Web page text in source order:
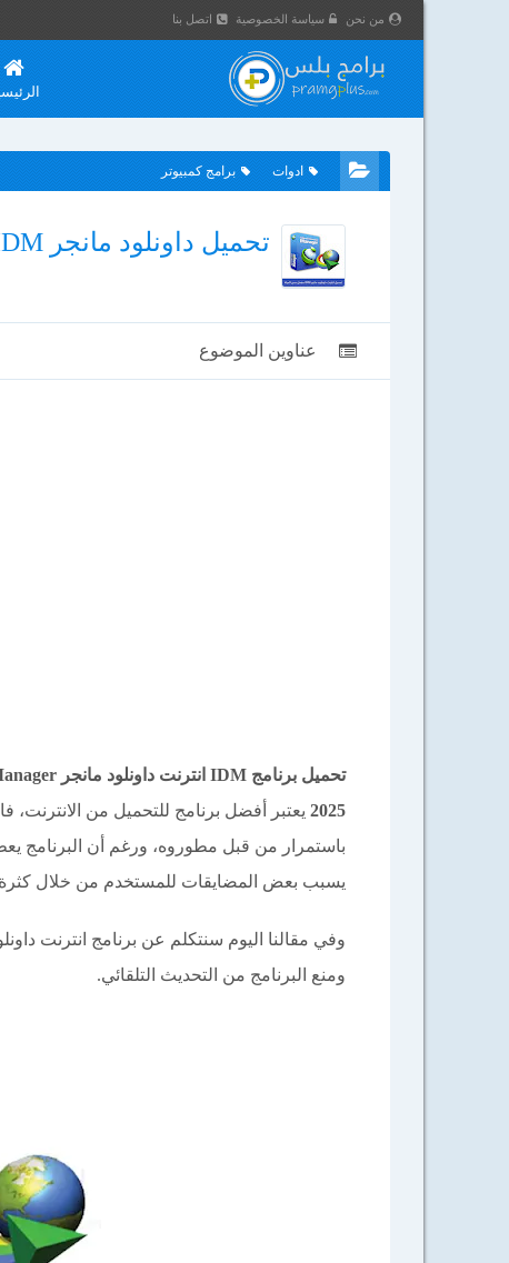
من نحن سياسة الخصوصية اتصل بنا
ادوات برامج كمبيوتر
تحميل داونلود مانجر IDM مفعل بدون تسجيل مدى الحياة 2025
عناوين الموضوع
2025 يعتبر أفضل برنامج للتحميل من الانترنت،
باستمرار من قبل مطوروه، ورغم أن البرنامج
يسبب بعض المضايقات للمستخدم من خلال كثرة
وفي مقالنا اليوم سنتكلم عن برنامج انترنت
ومنع البرنامج من التحديث التلقائي.